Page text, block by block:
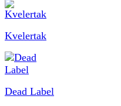
Kvelertak
Dead Label